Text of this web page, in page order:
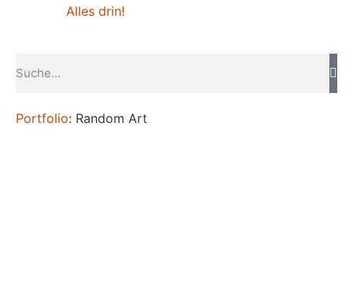
Alles drin!
Portfolio: Random Art